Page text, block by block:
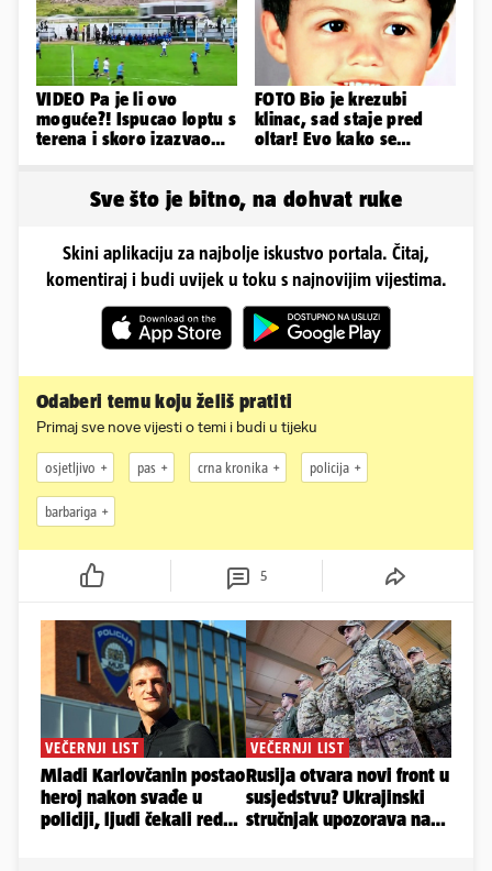
VIDEO Pa je li ovo
moguće?! Ispucao loptu s
terena i skoro izazvao
FOTO Bio je krezubi
klinac, sad staje pred
oltar! Evo kako se
Sve što je bitno, na dohvat ruke
Skini aplikaciju za najbolje iskustvo portala. Čitaj,
komentiraj i budi uvijek u toku s najnovijim vijestima.
Odaberi temu koju želiš pratiti
Primaj sve nove vijesti o temi i budi u tijeku
osjetljivo pas crna kronika policija
barbariga
5